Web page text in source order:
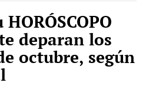
deparan los
octubre, según